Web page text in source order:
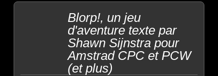
Blorp!, un jeu
d'aventure texte par
Shawn Sijnstra pour
Amstrad CPC et PCW
(et plus)